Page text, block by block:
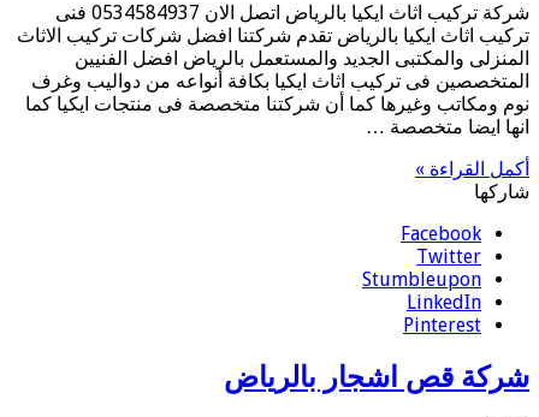
شركة تركيب اثاث ايكيا بالرياض اتصل الان 0534584937 فنى
تركيب اثاث ايكيا بالرياض تقدم شركتنا افضل شركات تركيب الاثاث
المنزلى والمكتبى الجديد والمستعمل بالرياض افضل الفنيين
المتخصصين فى تركيب اثاث ايكيا بكافة أنواعه من دواليب وغرف
نوم ومكاتب وغيرها كما أن شركتنا متخصصة فى منتجات ايكيا كما
انها ايضا متخصصة …
أكمل القراءة »
شاركها
Facebook
Twitter
Stumbleupon
LinkedIn
Pinterest
شركة قص اشجار بالرياض